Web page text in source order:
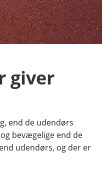
giver
end de udendørs
bevægelige end de
udendørs, og der er